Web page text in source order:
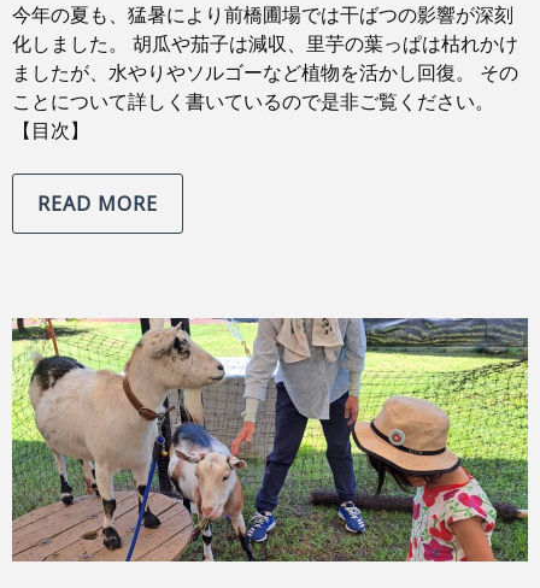
今年の夏も、猛暑により前橋圃場では干ばつの影響が深刻
化しました。 胡瓜や茄子は減収、里芋の葉っぱは枯れかけ
ましたが、水やりやソルゴーなど植物を活かし回復。 その
ことについて詳しく書いているので是非ご覧ください。
【目次】
READ MORE